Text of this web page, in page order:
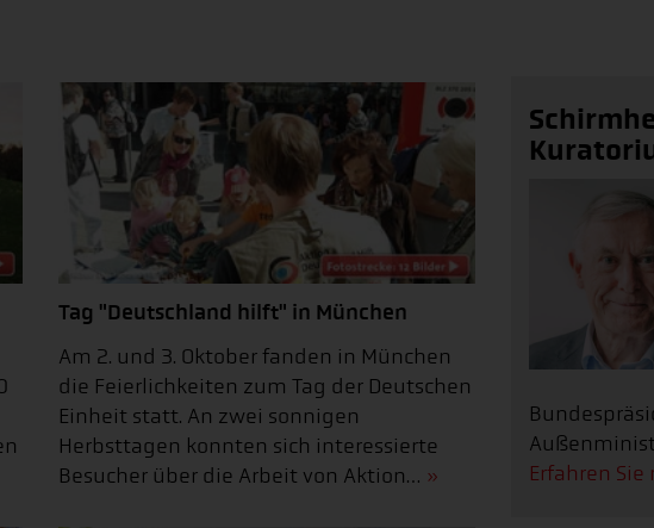
Tag "Deutschland hilft" in München
Am 2. und 3. Oktober fanden in München
die Feierlichkeiten zum Tag der Deutschen
Einheit statt. An zwei sonnigen
Herbsttagen konnten sich interessierte
Besucher über die Arbeit von Aktion…
Erfahren Sie